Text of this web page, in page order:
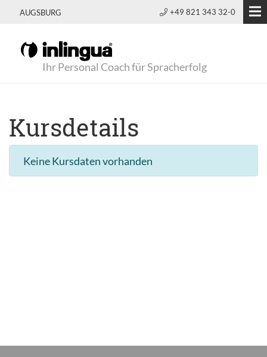
AUGSBURG +49 821 343 32-0
Ihr Personal Coach für Spracherfolg
Kursdetails
Keine Kursdaten vorhanden